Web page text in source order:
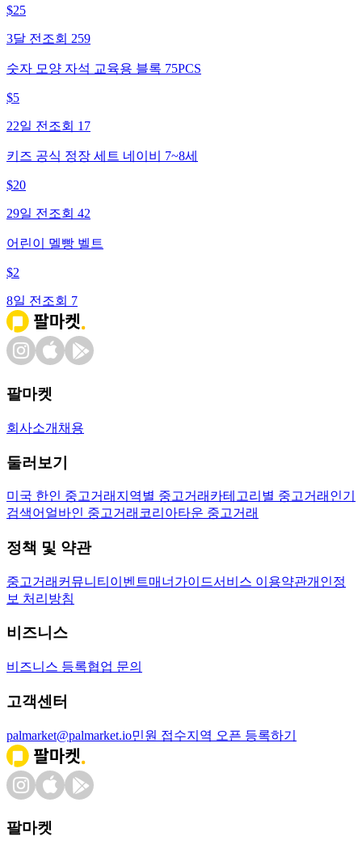
$25
3달 전 조회 259
숫자 모양 자석 교육용 블록 75PCS
$5
22일 전 조회 17
키즈 공식 정장 세트 네이비 7~8세
$20
29일 전 조회 42
어린이 멜빵 벨트
$2
8일 전 조회 7
팔마켓
회사소개 채용
둘러보기
미국 한인 중고거래 지역별 중고거래 카테고리별 중고거래 인기
검색어 얼바인 중고거래 코리아타운 중고거래
정책 및 약관
중고거래 커뮤니티 이벤트매너가이드서비스 이용약관개인정
보 처리방침
비즈니스
비즈니스 등록협업 문의
고객센터
palmarket@palmarket.io민원 접수지역 오픈 등록하기
팔마켓